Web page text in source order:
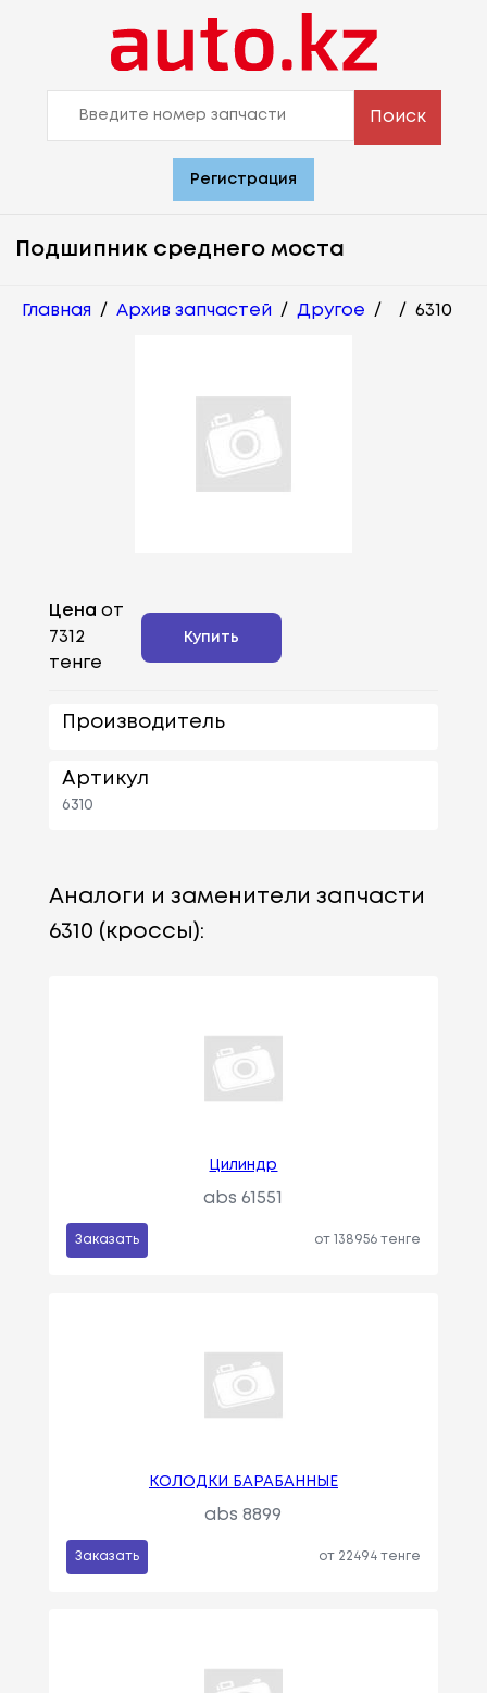
Поиск
Регистрация
Подшипник среднего моста
Главная / Архив запчастей / Другое / / 6310
Цена от
7312
тенге
Купить
Производитель
Артикул
6310
Аналоги и заменители запчасти
6310 (кроссы):
Цилиндр
abs 61551
Заказать от 138956 тенге
КОЛОДКИ БАРАБАННЫЕ
abs 8899
Заказать от 22494 тенге